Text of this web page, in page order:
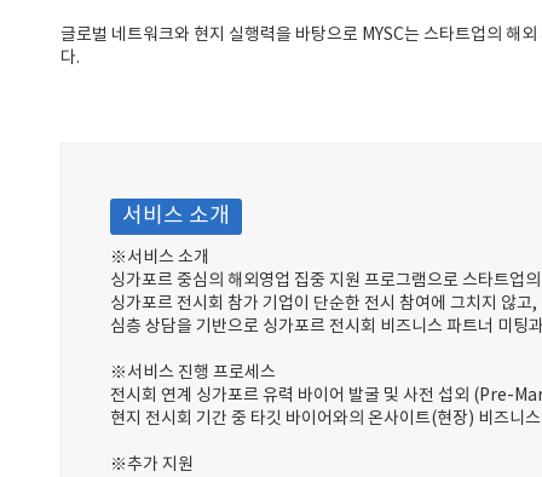
글로벌 네트워크와 현지 실행력을 바탕으로 MYSC는 스타트업의 해
다.
서비스 소개
※서비스 소개
싱가포르 중심의 해외영업 집중 지원 프로그램으로 스타트업
싱가포르 전시회 참가 기업이 단순한 전시 참여에 그치지 않
심층 상담을 기반으로 싱가포르 전시회 비즈니스 파트너 미팅
※서비스 진행 프로세스
전시회 연계 싱가포르 유력 바이어 발굴 및 사전 섭외 (Pre-
현지 전시회 기간 중 타깃 바이어와의 온사이트(현장) 비즈니
※추가 지원